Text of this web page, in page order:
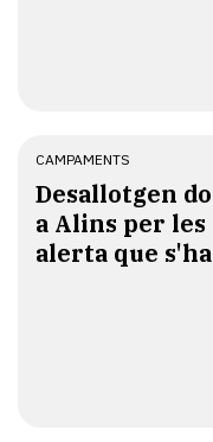
CAMPAMENTS
​Desallotgen
a Alins per
alerta que